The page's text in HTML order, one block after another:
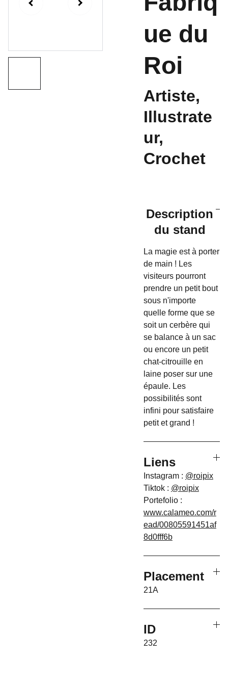
ue du
Roi
Artiste,
Illustrate
ur,
Crochet
Description
du stand
La magie est à porter
de main ! Les
visiteurs pourront
prendre un petit bout
sous n'importe
quelle forme que se
soit un cerbère qui
se balance à un sac
ou encore un petit
chat-citrouille en
laine poser sur une
épaule. Les
possibilités sont
infini pour satisfaire
petit et grand !
Liens
Instagram : @roipix
Tiktok : @roipix
Portefolio :
www.calameo.com/r
ead/00805591451af
8d0fff6b
Placement
21A
ID
232